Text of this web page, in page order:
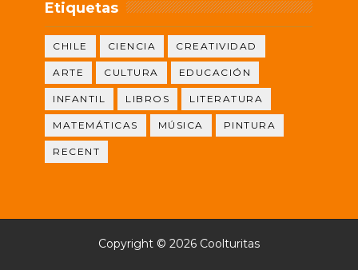
Etiquetas
CHILE CIENCIA CREATIVIDAD
ARTE CULTURA EDUCACIÓN
INFANTIL LIBROS LITERATURA
MATEMÁTICAS MÚSICA PINTURA
RECENT
Copyright © 2026 Coolturitas